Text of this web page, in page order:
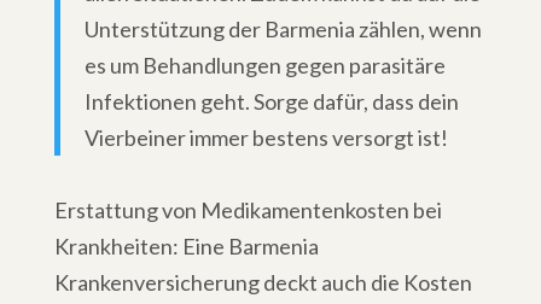
Unterstützung der Barmenia zählen, wenn
es um Behandlungen gegen parasitäre
Infektionen geht. Sorge dafür, dass dein
Vierbeiner immer bestens versorgt ist!
Erstattung von Medikamentenkosten bei
Krankheiten: Eine Barmenia
Krankenversicherung deckt auch die Kosten